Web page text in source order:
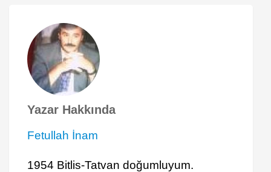
Yazar Hakkında
Fetullah İnam
1954 Bitlis-Tatvan doğumluyum.